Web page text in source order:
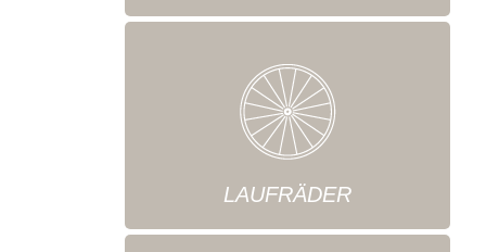
LAUFRÄDER